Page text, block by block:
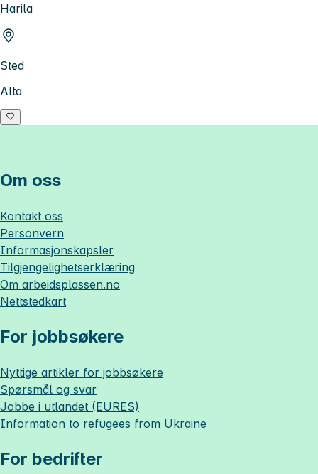
Harila
Sted
Alta
Om oss
Kontakt oss
Personvern
Informasjonskapsler
Tilgjengelighetserklæring
Om arbeidsplassen.no
Nettstedkart
For jobbsøkere
Nyttige artikler for jobbsøkere
Spørsmål og svar
Jobbe i utlandet (EURES)
Information to refugees from Ukraine
For bedrifter